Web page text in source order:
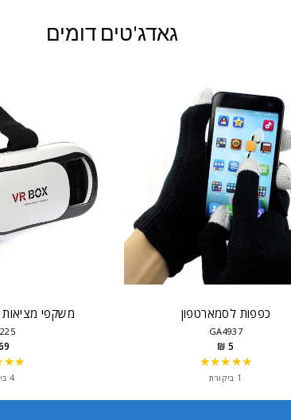
גאדג'טים דומים
משקפי
₪
4 ביקורת
כפפות לסמארטפון
GA4937
5 ₪
★★★★★
out
1 ביקורת